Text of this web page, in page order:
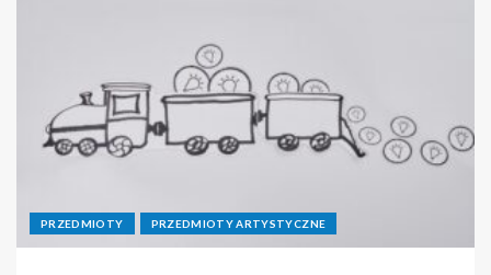
PRZEDMIOTY PRZEDMIOTY ARTYSTYCZNE